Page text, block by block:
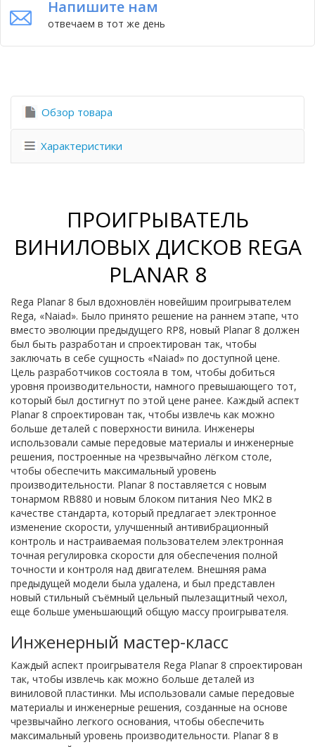
Напишите нам
отвечаем в тот же день
Обзор товара
Характеристики
ПРОИГРЫВАТЕЛЬ
ВИНИЛОВЫХ ДИСКОВ REGA
PLANAR 8
Rega Planar 8 был вдохновлён новейшим проигрывателем
Rega, «Naiad». Было принято решение на раннем этапе, что
вместо эволюции предыдущего RP8, новый Planar 8 должен
был быть разработан и спроектирован так, чтобы
заключать в себе сущность «Naiad» по доступной цене.
Цель разработчиков состояла в том, чтобы добиться
уровня производительности, намного превышающего тот,
который был достигнут по этой цене ранее. Каждый аспект
Planar 8 спроектирован так, чтобы извлечь как можно
больше деталей с поверхности винила. Инженеры
использовали самые передовые материалы и инженерные
решения, построенные на чрезвычайно лёгком столе,
чтобы обеспечить максимальный уровень
производительности. Planar 8 поставляется с новым
тонармом RB880 и новым блоком питания Neo MK2 в
качестве стандарта, который предлагает электронное
изменение скорости, улучшенный антивибрационный
контроль и настраиваемая пользователем электронная
точная регулировка скорости для обеспечения полной
точности и контроля над двигателем. Внешняя рама
предыдущей модели была удалена, и был представлен
новый стильный съёмный цельный пылезащитный чехол,
еще больше уменьшающий общую массу проигрывателя.
Инженерный мастер-класс
Каждый аспект проигрывателя Rega Planar 8 спроектирован
так, чтобы извлечь как можно больше деталей из
виниловой пластинки. Мы использовали самые передовые
материалы и инженерные решения, созданные на основе
чрезвычайно легкого основания, чтобы обеспечить
максимальный уровень производительности. Planar 8 в